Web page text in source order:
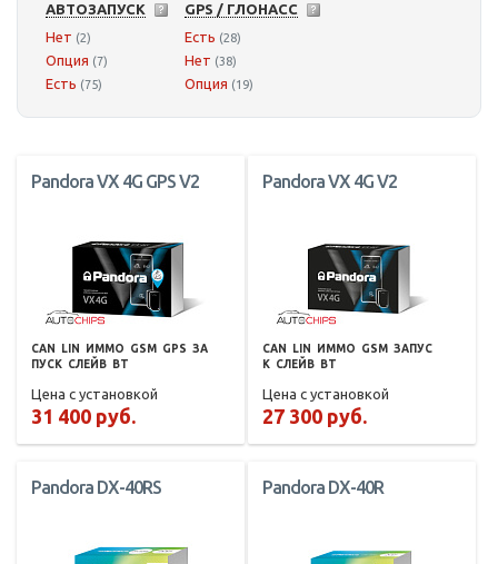
АВТОЗАПУСК
Нет (2)
Опция (7)
Есть (75)
GPS / ГЛОНАСС
Есть (28)
Нет (38)
Опция (19)
Pandora VX 4G GPS V2
CAN LIN ИММО GSM GPS ЗА
ПУСК СЛЕЙВ BT
Цена с установкой
31 400 руб.
Pandora VX 4G V2
CAN LIN ИММО GSM ЗАПУС
К СЛЕЙВ BT
Цена с установкой
27 300 руб.
Pandora DX-40RS Pandora DX-40R